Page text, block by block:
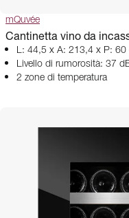
mQuvée
Cantinetta vino da
L: 44,5 x A: 213,4 x P: 60
Livello di rumorosità: 37
2 zone di temperatura